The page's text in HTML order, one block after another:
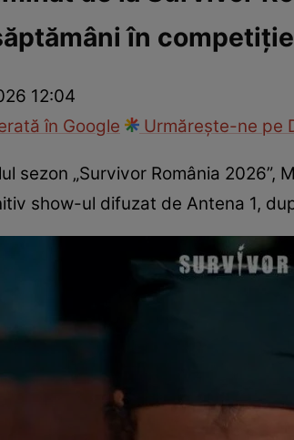
la cuțiteEurovison
în competiție
12:04
în Google
Urmărește-ne pe
sezon „Survivor România 2026”,
show-ul difuzat de Antena 1,